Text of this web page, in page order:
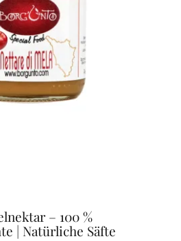
– 100 %
| Natürliche Säfte